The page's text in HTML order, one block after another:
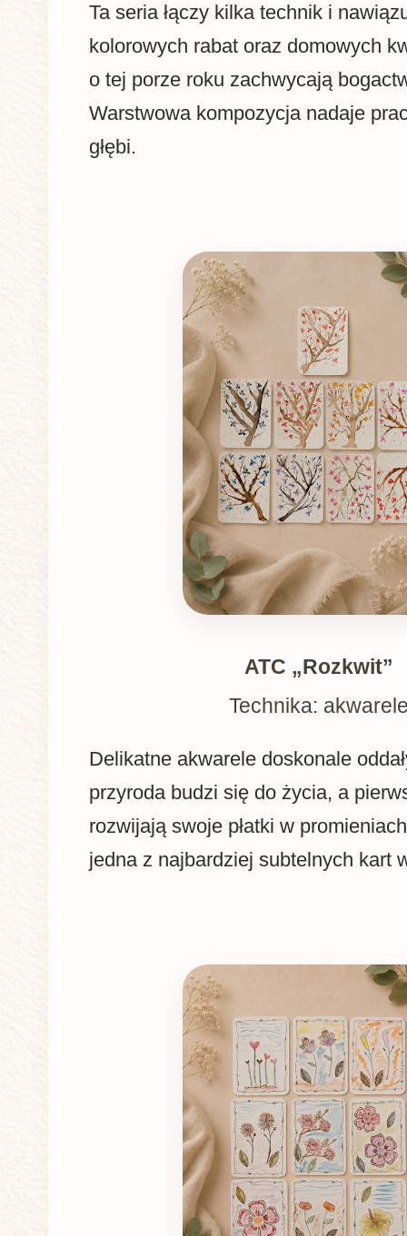
Ta seria łączy kilka technik i
kolorowych rabat oraz domowych
o tej porze roku zachwycają
Warstwowa kompozycja nadaje
głębi.
ATC „Rozkwit”
Technika:
Delikatne akwarele doskonale
przyroda budzi się do życia, a
rozwijają swoje płatki w
jedna z najbardziej subtelnych kart